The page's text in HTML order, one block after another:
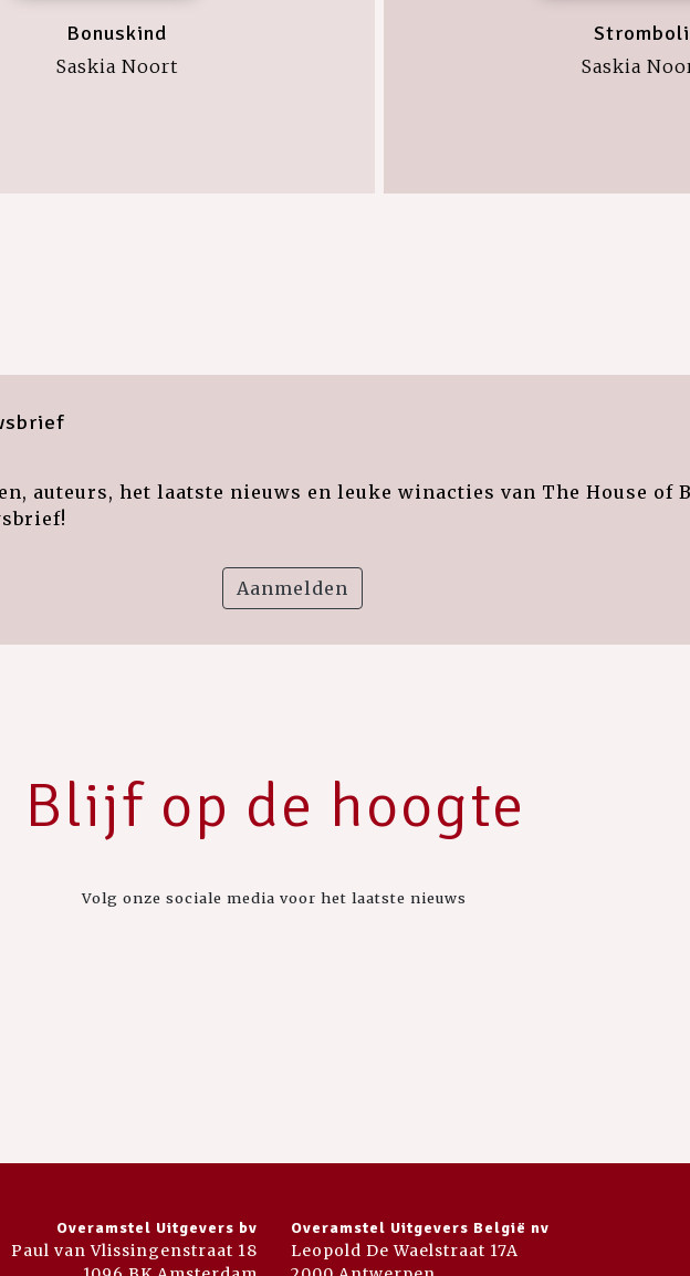
Bonuskind
Saskia Noort
Stromboli
Saskia
auteurs, het laatste nieuws en leuke winacties van The House of
Aanmelden
Blijf op de hoogte
Volg onze sociale media voor het laatste nieuws
Overamstel Uitgevers bv
Paul van Vlissingenstraat 18
Overamstel Uitgevers België nv
Leopold De Waelstraat 17A